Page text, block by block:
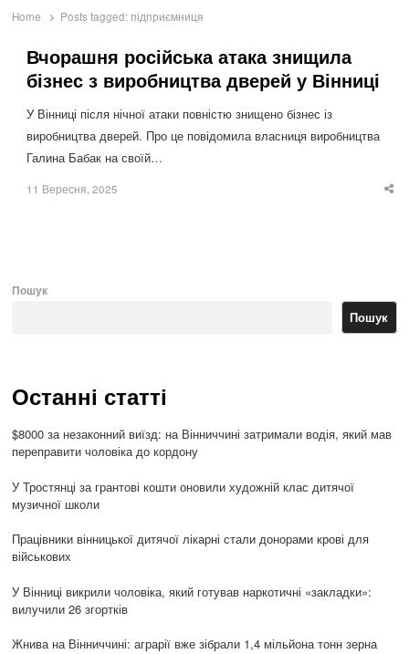
Home Posts tagged: підприємниця
Вчорашня російська атака знищила
бізнес з виробництва дверей у Вінниці
У Вінниці після нічної атаки повністю знищено бізнес із
виробництва дверей. Про це повідомила власниця виробництва
Галина Бабак на своїй…
11 Вересня, 2025
Пошук
Пошук
Останні статті
$8000 за незаконний виїзд: на Вінниччині затримали водія, який мав
переправити чоловіка до кордону
У Тростянці за грантові кошти оновили художній клас дитячої
музичної школи
Працівники вінницької дитячої лікарні стали донорами крові для
військових
У Вінниці викрили чоловіка, який готував наркотичні «закладки»:
вилучили 26 згортків
Жнива на Вінниччині: аграрії вже зібрали 1,4 мільйона тонн зерна